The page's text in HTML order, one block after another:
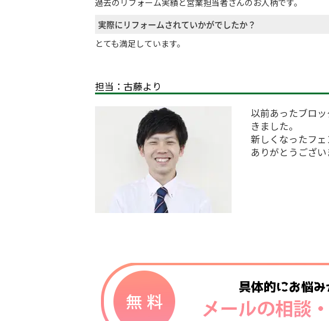
実際にリフォームされていかがでしたか？
とても満足しています。
担当：古藤より
以前あったブロ
きました。
新しくなったフ
ありがとうござい